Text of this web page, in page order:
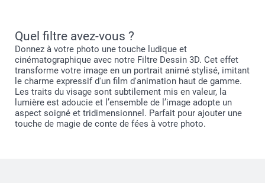
Quel filtre avez-vous ?
Donnez à votre photo une touche ludique et
cinématographique avec notre Filtre Dessin 3D. Cet effet
transforme votre image en un portrait animé stylisé, imitant
le charme expressif d'un film d'animation haut de gamme.
Les traits du visage sont subtilement mis en valeur, la
lumière est adoucie et l’ensemble de l’image adopte un
aspect soigné et tridimensionnel. Parfait pour ajouter une
touche de magie de conte de fées à votre photo.